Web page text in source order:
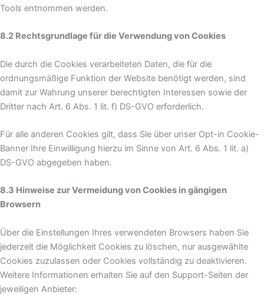
Tools entnommen werden.
8.2 Rechtsgrundlage für die Verwendung von Cookies
Die durch die Cookies verarbeiteten Daten, die für die
ordnungsmäßige Funktion der Website benötigt werden, sind
damit zur Wahrung unserer berechtigten Interessen sowie der
Dritter nach Art. 6 Abs. 1 lit. f) DS-GVO erforderlich.
Für alle anderen Cookies gilt, dass Sie über unser Opt-in Cookie-
Banner Ihre Einwilligung hierzu im Sinne von Art. 6 Abs. 1 lit. a)
DS-GVO abgegeben haben.
8.3 Hinweise zur Vermeidung von Cookies in gängigen
Browsern
Über die Einstellungen Ihres verwendeten Browsers haben Sie
jederzeit die Möglichkeit Cookies zu löschen, nur ausgewählte
Cookies zuzulassen oder Cookies vollständig zu deaktivieren.
Weitere Informationen erhalten Sie auf den Support-Seiten der
jeweiligen Anbieter: